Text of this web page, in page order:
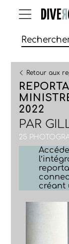
Retour aux
2022
PAR
25
créant